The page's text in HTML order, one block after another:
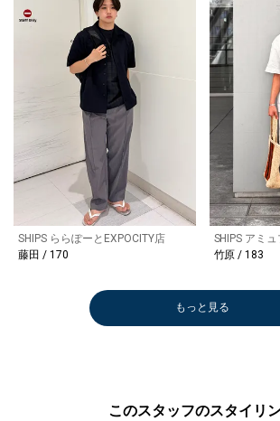
SHIPS ららぽーとEXPOCITY店
藤田 / 170
SHIPS アミ
竹原 / 183
もっと見る
このスタッフのスタイリ